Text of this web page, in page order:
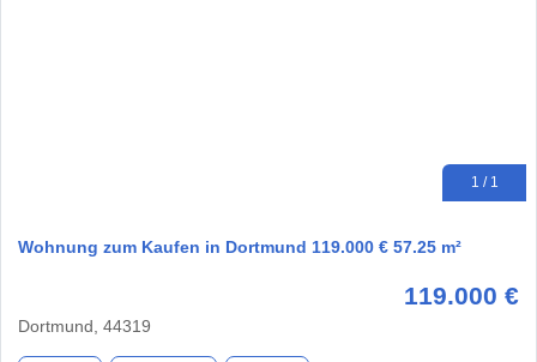
1 / 1
Wohnung zum Kaufen in Dortmund 119.000 € 57.25 m²
119.000 €
Dortmund, 44319